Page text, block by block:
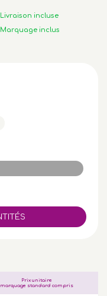
Livraison incluse
Marquage inclus
Prix unitaire
marquage standard compris